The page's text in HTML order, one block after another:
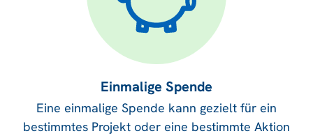
Einmalige Spende
Eine einmalige Spende kann gezielt für ein
bestimmtes Projekt oder eine bestimmte Aktion